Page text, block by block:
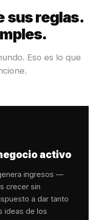
sus reglas.
Eso es lo que
activo
ingresos —
crecer sin
a dar tanto
ideas de los